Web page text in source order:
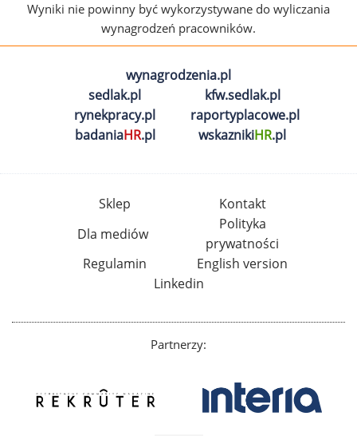
Wyniki nie powinny być wykorzystywane do wyliczania
wynagrodzeń pracowników.
wynagrodzenia.pl
sedlak.pl
kfw.sedlak.pl
rynekpracy.pl
raportyplacowe.pl
badaniaHR.pl wskaznikiHR.pl
Sklep
Kontakt
Dla mediów
Polityka
prywatności
Regulamin
English version
Linkedin
Partnerzy: